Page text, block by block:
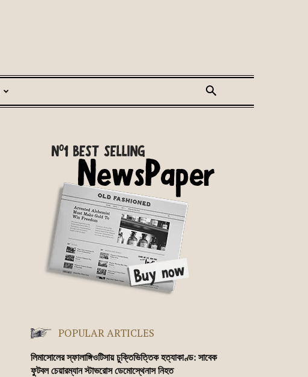
POPULAR ARTICLES
লিমাসোলের স্ফালাঙ্গিওটিসায় চুক্তিভিত্তিক হত্যাকাণ্ড: সাবেক
ফুটবল চেয়ারম্যান স্টাভরোস ডেমোস্থেনাস নিহত